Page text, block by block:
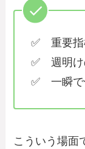
✅ 重要指
✅ 週明け
✅ 一瞬で
こういう場面